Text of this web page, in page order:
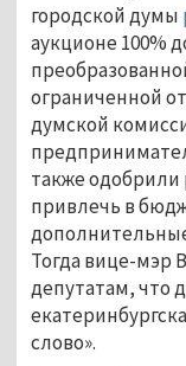
городской думы
аукционе 100%
ограниченной
думской
также одобрили
привлечь в
Тогда вице-мэр
депутатам, что
слово».